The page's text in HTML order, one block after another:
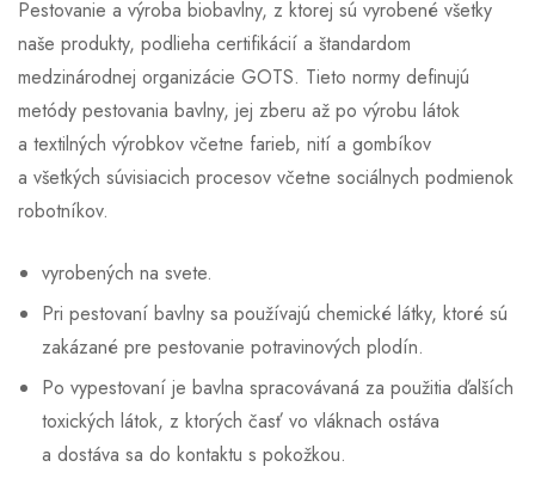
Pestovanie a výroba biobavlny, z ktorej sú vyrobené všetky
naše produkty, podlieha certifikácií a štandardom
medzinárodnej organizácie GOTS. Tieto normy definujú
metódy pestovania bavlny, jej zberu až po výrobu látok
a textilných výrobkov včetne farieb, nití a gombíkov
a všetkých súvisiacich procesov včetne sociálnych podmienok
robotníkov.
vyrobených na svete.
Pri pestovaní bavlny sa používajú chemické látky, ktoré sú
zakázané pre pestovanie potravinových plodín.
Po vypestovaní je bavlna spracovávaná za použitia ďalších
toxických látok, z ktorých časť vo vláknach ostáva
a dostáva sa do kontaktu s pokožkou.